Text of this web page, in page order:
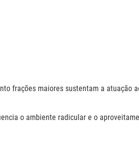
frações maiores sustentam a atuação
o ambiente radicular e o